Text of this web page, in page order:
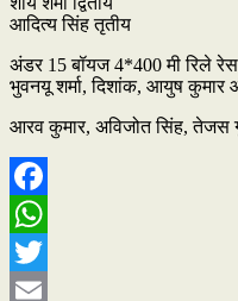
आदित्य सिंह तृतीय
अंडर 15 बॉयज 4*400 मी रिले रेस
भुवनयू शर्मा, दिशांक, आयुष कुमार
आरव कुमार, अविजोत सिंह, तेजस
Facebook
WhatsApp
Twitter